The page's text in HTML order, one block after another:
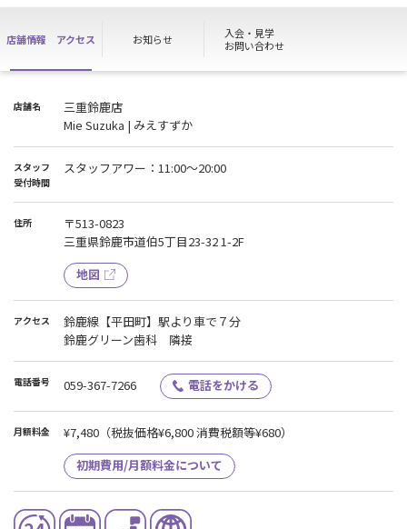
店舗情報 アクセス お知らせ
入会・見学
お問い合わせ
店舗名
三重鈴鹿店
Mie Suzuka | みえすずか
スタッフ
受付時間
スタッフアワー：11:00～20:00
住所
〒513-0823
三重県鈴鹿市道伯5丁目23-32 1-2F
地図
アクセス
鈴鹿線【平田町】駅より車で７分
鈴鹿グリーン歯科 隣接
電話番号 059-367-7266 電話をかける
月額料金 ¥7,480 （税抜価格¥6,800 消費税額等¥680）
初期費用/月額料金について